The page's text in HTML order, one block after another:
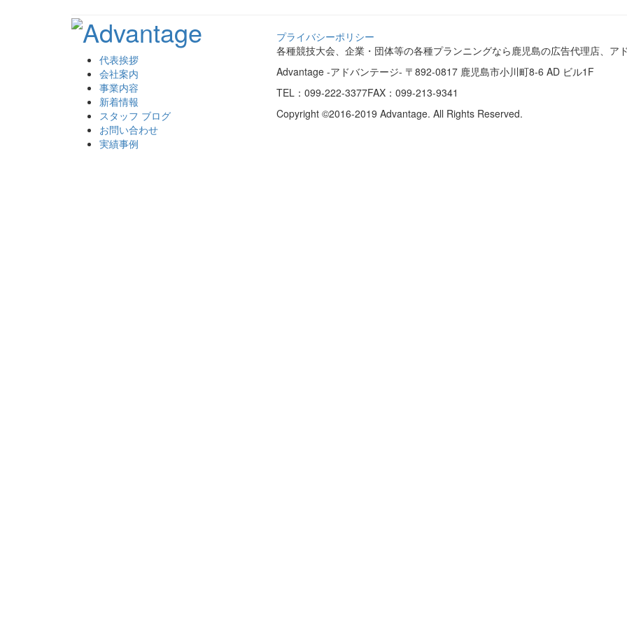
代表挨拶
会社案内
事業内容
新着情報
スタッフ ブログ
お問い合わせ
実績事例
プライバシーポリシー
各種競技大会、企業・団体等の各種プランニングなら鹿児島の広告代理店、ア
Advantage -アドバンテージ- 〒892-0817 鹿児島市小川町8-6 AD ビル1F
TEL：099-222-3377FAX：099-213-9341
Copyright ©2016-2019 Advantage. All Rights Reserved.